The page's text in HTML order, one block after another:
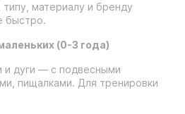
материалу и бренду
быстро.
(0-3 года)
и дуги — с подвесными
пищалками. Для тренировки